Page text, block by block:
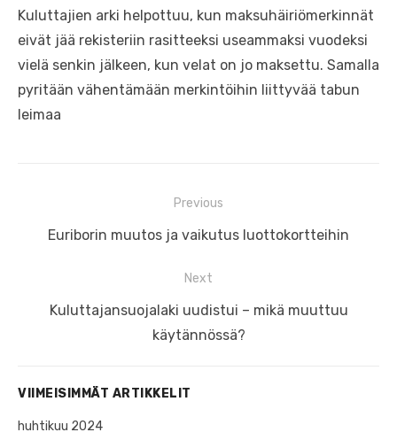
Kuluttajien arki helpottuu, kun maksuhäiriömerkinnät
eivät jää rekisteriin rasitteeksi useammaksi vuodeksi
vielä senkin jälkeen, kun velat on jo maksettu. Samalla
pyritään vähentämään merkintöihin liittyvää tabun
leimaa
selaus
Previous
Previous
Euriborin muutos ja vaikutus luottokortteihin
Next
NextKuluttajansuojalaki uudistui – mikä muuttuu
käytännössä?
VIIMEISIMMÄT ARTIKKELIT
huhtikuu 2024